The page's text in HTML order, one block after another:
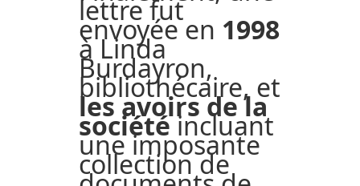
lettre fut
envoyée en 1998
à Linda
Burdayron,
bibliothécaire, et
les avoirs de la
sociétéincluant
une imposante
collection de